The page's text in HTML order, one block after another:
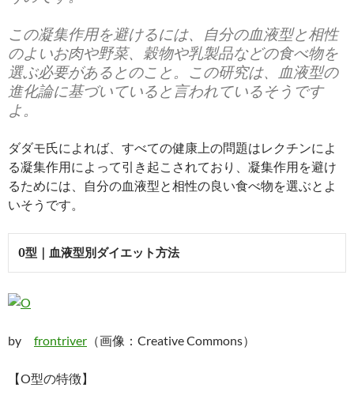
この凝集作用を避けるには、自分の血液型と相性
のよいお肉や野菜、穀物や乳製品などの食べ物を
選ぶ必要があるとのこと。この研究は、血液型の
進化論に基づいていると言われているそうです
よ。
ダダモ氏によれば、すべての健康上の問題はレクチンによ
る凝集作用によって引き起こされており、凝集作用を避け
るためには、自分の血液型と相性の良い食べ物を選ぶとよ
いそうです。
O型｜血液型別ダイエット方法
by frontriver （画像：Creative Commons）
【O型の特徴】